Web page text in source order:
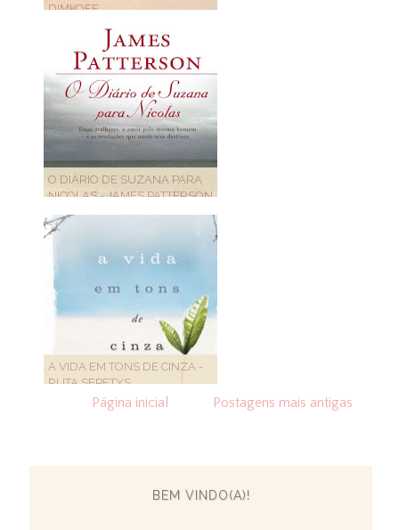
DIMKOFF
O DIÁRIO DE SUZANA PARA
NICOLAS - JAMES PATTERSON
A VIDA EM TONS DE CINZA -
RUTA SEPETYS
Postagens mais antigas
Página inicial
BEM VINDO(A)!